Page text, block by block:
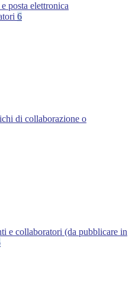
posta elettronica
6
di collaborazione o
e collaboratori (da pubblicare in